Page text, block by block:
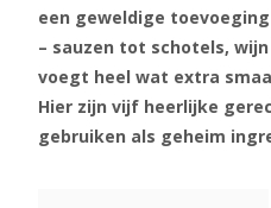
een geweldige
– sauzen tot schotels,
voegt heel wat extra
Hier zijn vijf heerlijke
gebruiken als geheim